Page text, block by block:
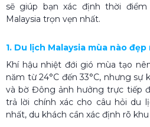
sẽ giúp bạn xác định thời
Malaysia trọn vẹn nhất.
1. Du lịch Malaysia mùa nào đẹp
Khí hậu nhiệt đới gió mùa tạo
năm từ 24°C đến 33°C, nhưng sự
và bờ Đông ảnh hưởng trực tiếp
trả lời chính xác cho câu hỏi du
nhất, du khách cần xác định rõ